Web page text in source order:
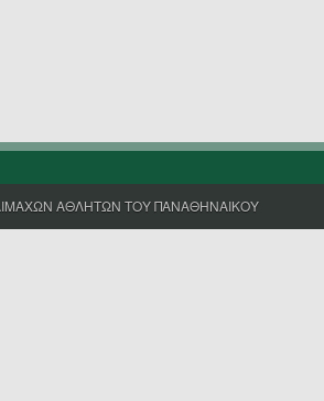
ΑΘΛΗΤΩΝ ΤΟΥ ΠΑΝΑΘΗΝΑΙΚΟΥ